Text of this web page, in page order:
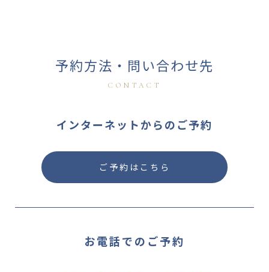
予約方法・問い合わせ先
CONTACT
インターネットからのご予約
ご予約はこちら
お電話でのご予約